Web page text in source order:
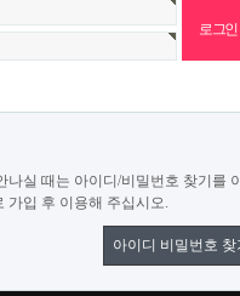
나실 때는 아이디/비밀번호 찾기를
가입 후 이용해 주십시오.
아이디 비밀번호 찾